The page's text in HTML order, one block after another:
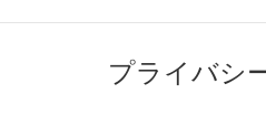
プライバシ